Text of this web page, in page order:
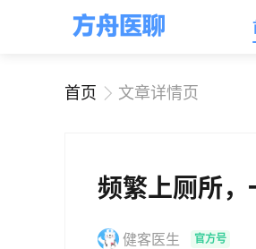
首页 文章详情页
频繁上厕所
健客医生 官方号